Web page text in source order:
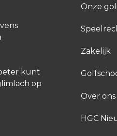
kunt
op
Onze
Zakelijk
Over ons
HGC